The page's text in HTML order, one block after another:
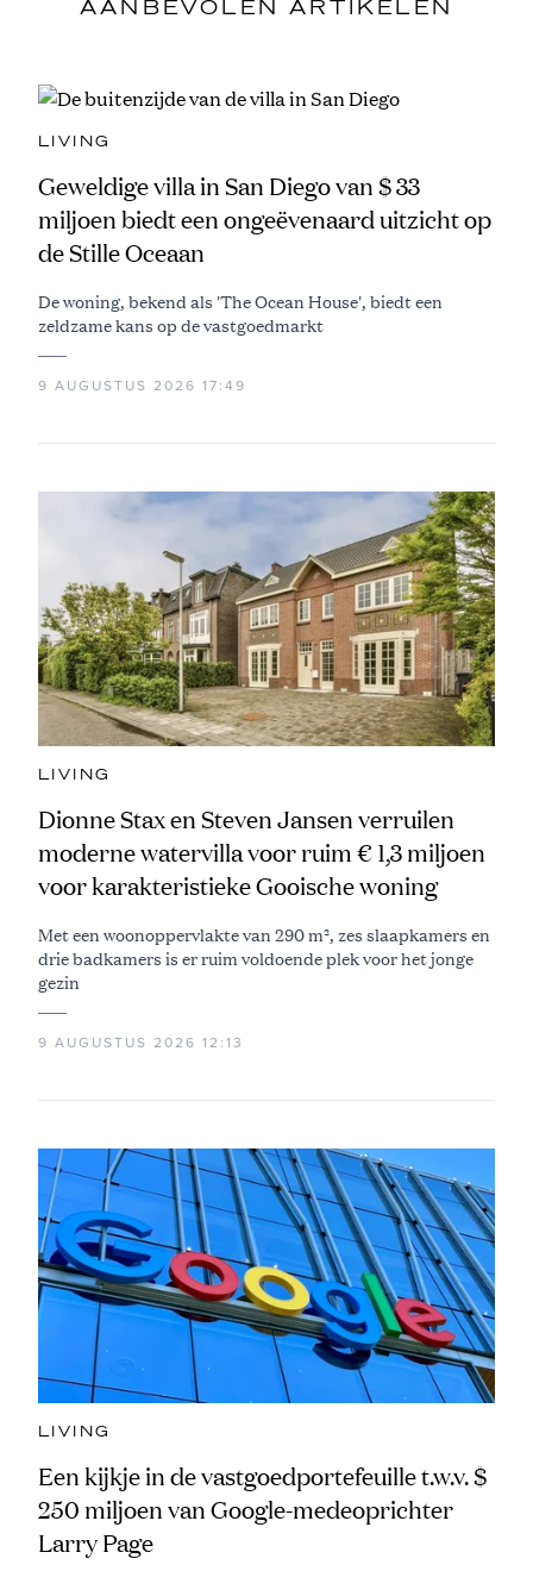
AANBEVOLEN ARTIKELEN
LIVING
Geweldige villa in San Diego van $ 33
miljoen biedt een ongeëvenaard uitzicht op
de Stille Oceaan
De woning, bekend als 'The Ocean House', biedt een
zeldzame kans op de vastgoedmarkt
9 AUGUSTUS 2026 17:49
LIVING
Dionne Stax en Steven Jansen verruilen
moderne watervilla voor ruim € 1,3 miljoen
voor karakteristieke Gooische woning
Met een woonoppervlakte van 290 m², zes slaapkamers en
drie badkamers is er ruim voldoende plek voor het jonge
gezin
9 AUGUSTUS 2026 12:13
LIVING
Een kijkje in de vastgoedportefeuille t.w.v. $
250 miljoen van Google-medeoprichter
Larry Page